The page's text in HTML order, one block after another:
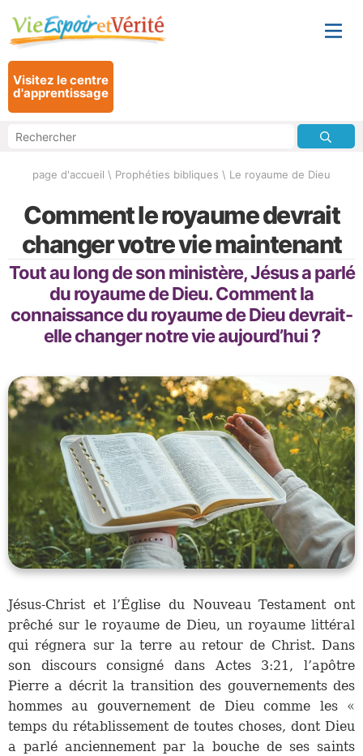
Visitez le centre
d'apprentissage
page d'accueil \ Prophéties bibliques \ Le royaume de Dieu
Comment le royaume devrait
changer votre vie maintenant
Tout au long de son ministère, Jésus a parlé
du royaume de Dieu. Comment la
connaissance du royaume de Dieu devrait-
elle changer notre vie aujourd’hui ?
Jésus-Christ et l’Église du Nouveau Testament ont
prêché sur le royaume de Dieu, un royaume littéral
qui régnera sur la terre au retour de Christ. Dans
son discours consigné dans Actes 3:21, l’apôtre
Pierre a décrit la transition des gouvernements des
hommes au gouvernement de Dieu comme les «
temps du rétablissement de toutes choses, dont Dieu
a parlé anciennement par la bouche de ses saints